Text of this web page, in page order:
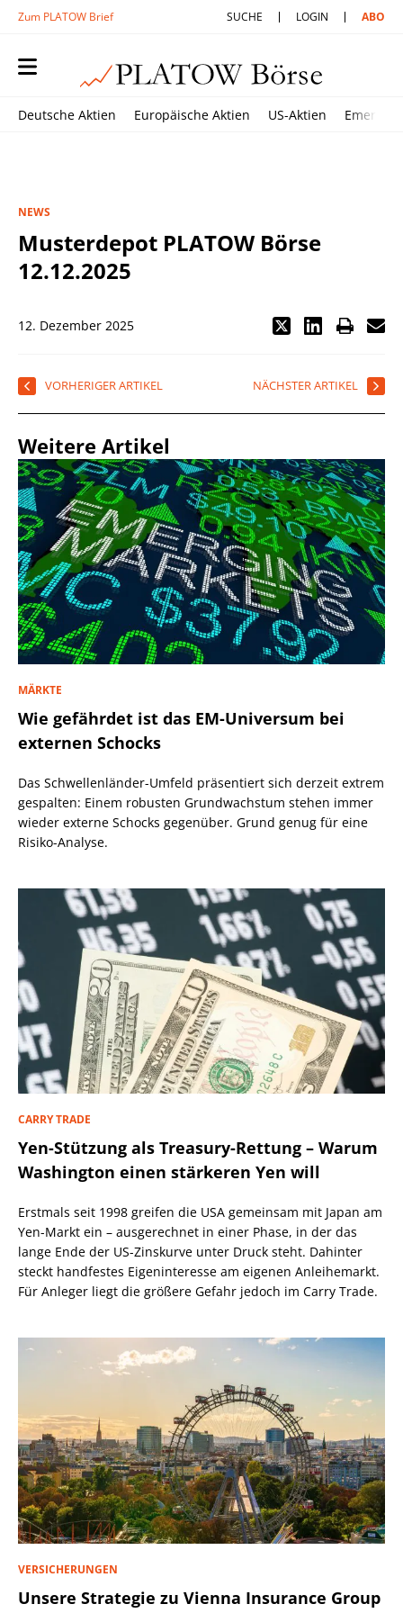
Zum PLATOW Brief SUCHE LOGIN ABO
Deutsche Aktien Europäische Aktien US-Aktien
NEWS
Musterdepot PLATOW Börse
12.12.2025
12. Dezember 2025
VORHERIGER ARTIKEL NÄCHSTER ARTIKEL
Weitere Artikel
MÄRKTE
Wie gefährdet ist das EM-Universum bei
externen Schocks
Das Schwellenländer-Umfeld präsentiert sich derzeit extrem
gespalten: Einem robusten Grundwachstum stehen immer
wieder externe Schocks gegenüber. Grund genug für eine
Risiko-Analyse.
CARRY TRADE
Yen-Stützung als Treasury-Rettung – Warum
Washington einen stärkeren Yen will
Erstmals seit 1998 greifen die USA gemeinsam mit Japan am
Yen-Markt ein – ausgerechnet in einer Phase, in der das
lange Ende der US-Zinskurve unter Druck steht. Dahinter
steckt handfestes Eigeninteresse am eigenen Anleihemarkt.
Für Anleger liegt die größere Gefahr jedoch im Carry Trade.
VERSICHERUNGEN
Unsere Strategie zu Vienna Insurance Group